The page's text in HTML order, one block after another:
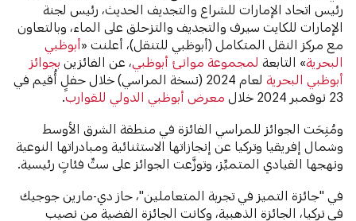
رئيس اتحاد الإمارات للشراع والتجديف الحديث، رئيس لجنة
الإمارات للكايت سيرف والتجديف والتزحلق على الماء، وبالتعاون
مع مركز النقل المتكامل (أبوظبي للتنقل)، أعلنت «أبوظبي
البحرية» التابعةلمجموعة موانئ أبوظبي ، عن الفائزينبجوائز
أبوظبي البحرية
لعام 2024 (نسخة المراسي) خلال حفلٍ أُقيم في
23 نوفمبر 2024 خلال
معرض أبوظبي الدولي للقوارب.
ومُنِحَت الجوائز للمراسي الفائزة في منطقة الشرق الأوسط
وشمال إفريقيا وتركيا عن إنجازاتها الاستثنائية ومبادراتها النوعية
ونهجها القيادي المتميِّز، وتوزَّعت الجوائز على ستِّ فئاتٍ رئيسية.
في "جائزة التميز في تجربة المتعاملين"، حاز دي-مارين جوجيك
في تركيا، الجائزة الذهبية، وكانت الجائزة الفضية من نصيب